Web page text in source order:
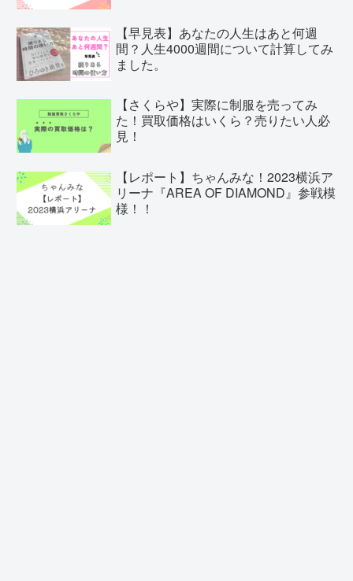
【早見表】あなたの人生はあと何週
間？人生4000週間について計算してみ
ました。
【さくらや】実際に制服を売ってみ
た！買取価格はいくら？売りたい人必
見！
【レポート】ちゃんみな！2023横浜ア
リーナ『AREA OF DIAMOND』参戦模
様！！